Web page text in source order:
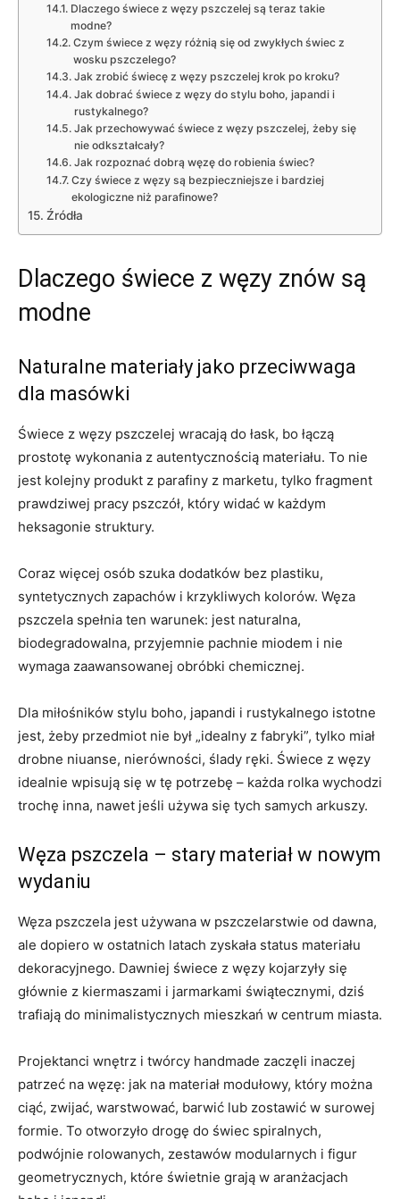
Dlaczego świece z węzy pszczelej są teraz takie
modne?
Czym świece z węzy różnią się od zwykłych świec z
wosku pszczelego?
Jak zrobić świecę z węzy pszczelej krok po kroku?
Jak dobrać świece z węzy do stylu boho, japandi i
rustykalnego?
Jak przechowywać świece z węzy pszczelej, żeby się
nie odkształcały?
Jak rozpoznać dobrą węzę do robienia świec?
Czy świece z węzy są bezpieczniejsze i bardziej
ekologiczne niż parafinowe?
Źródła
Dlaczego świece z węzy znów są
modne
Naturalne materiały jako przeciwwaga
dla masówki
Świece z węzy pszczelej wracają do łask, bo łączą
prostotę wykonania z autentycznością materiału. To nie
jest kolejny produkt z parafiny z marketu, tylko fragment
prawdziwej pracy pszczół, który widać w każdym
heksagonie struktury.
Coraz więcej osób szuka dodatków bez plastiku,
syntetycznych zapachów i krzykliwych kolorów. Węza
pszczela spełnia ten warunek: jest naturalna,
biodegradowalna, przyjemnie pachnie miodem i nie
wymaga zaawansowanej obróbki chemicznej.
Dla miłośników stylu boho, japandi i rustykalnego istotne
jest, żeby przedmiot nie był „idealny z fabryki”, tylko miał
drobne niuanse, nierówności, ślady ręki. Świece z węzy
idealnie wpisują się w tę potrzebę – każda rolka wychodzi
trochę inna, nawet jeśli używa się tych samych arkuszy.
Węza pszczela – stary materiał w nowym
wydaniu
Węza pszczela jest używana w pszczelarstwie od dawna,
ale dopiero w ostatnich latach zyskała status materiału
dekoracyjnego. Dawniej świece z węzy kojarzyły się
głównie z kiermaszami i jarmarkami świątecznymi, dziś
trafiają do minimalistycznych mieszkań w centrum miasta.
Projektanci wnętrz i twórcy handmade zaczęli inaczej
patrzeć na węzę: jak na materiał modułowy, który można
ciąć, zwijać, warstwować, barwić lub zostawić w surowej
formie. To otworzyło drogę do świec spiralnych,
podwójnie rolowanych, zestawów modularnych i figur
geometrycznych, które świetnie grają w aranżacjach